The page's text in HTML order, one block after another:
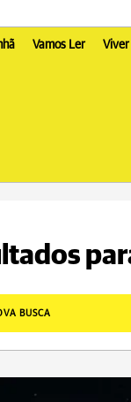
Vamos Ler Viver